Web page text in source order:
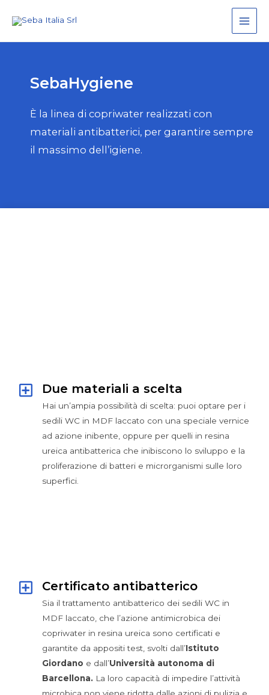
Main
SebaHygiene
È la linea di copriwater realizzati con
materiali antibatterici, per garantire sempre
il massimo dell’igiene.
Due materiali a scelta
Hai un’ampia possibilità di scelta: puoi optare per i
sedili WC in MDF laccato con una speciale vernice
ad azione inibente, oppure per quelli in resina
ureica antibatterica che inibiscono lo sviluppo e la
proliferazione di batteri e microrganismi sulle loro
superfici.
Certificato antibatterico
Sia il trattamento antibatterico dei sedili WC in
MDF laccato, che l’azione antimicrobica dei
copriwater in resina ureica sono certificati e
garantite da appositi test, svolti dall’Istituto
Giordano e dall’Università autonoma di
Barcellona. La loro capacità di impedire l’attività